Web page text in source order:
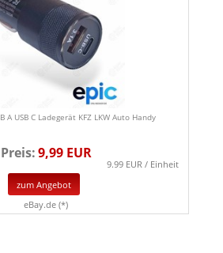
A USB C Ladegerät KFZ LKW Auto Handy
Preis:9,99 EUR
9.99 EUR / Einheit
zum Angebot
eBay.de (*)